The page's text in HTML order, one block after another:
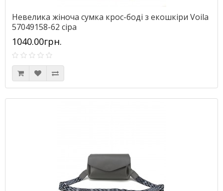
Невелика жіноча сумка крос-боді з екошкіри Voila
57049158-62 сіра
1040.00грн.